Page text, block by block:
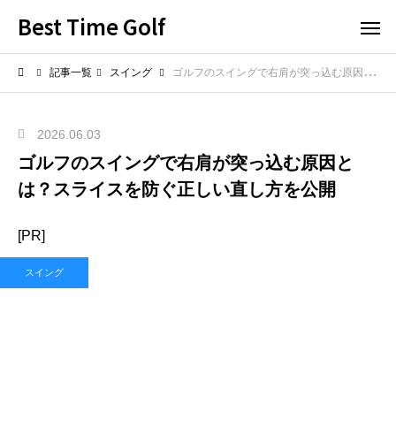
Best Time Golf
記事一覧 スイング ゴルフのスイングで右肩が突っ込む原因とは？スライスを防ぐ正しい直し方を公開
2026.06.03
ゴルフのスイングで右肩が突っ込む原因と
は？スライスを防ぐ正しい直し方を公開
[PR]
スイング